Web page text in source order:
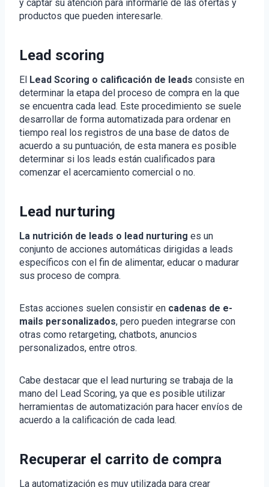
y captar su atención para informarle de las ofertas y
productos que pueden interesarle.
Lead scoring
El Lead Scoring o calificación de leads consiste en
determinar la etapa del proceso de compra en la que
se encuentra cada lead. Este procedimiento se suele
desarrollar de forma automatizada para ordenar en
tiempo real los registros de una base de datos de
acuerdo a su puntuación, de esta manera es posible
determinar si los leads están cualificados para
comenzar el acercamiento comercial o no.
Lead nurturing
La nutrición de leads o lead nurturing es un
conjunto de acciones automáticas dirigidas a leads
específicos con el fin de alimentar, educar o madurar
sus proceso de compra.
Estas acciones suelen consistir en cadenas de e-
mails personalizados, pero pueden integrarse con
otras como retargeting, chatbots, anuncios
personalizados, entre otros.
Cabe destacar que el lead nurturing se trabaja de la
mano del Lead Scoring, ya que es posible utilizar
herramientas de automatización para hacer envíos de
acuerdo a la calificación de cada lead.
Recuperar el carrito de compra
La automatización es muy utilizada para crear